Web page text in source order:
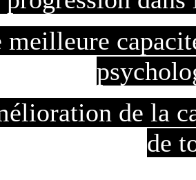
meilleure
de la
de